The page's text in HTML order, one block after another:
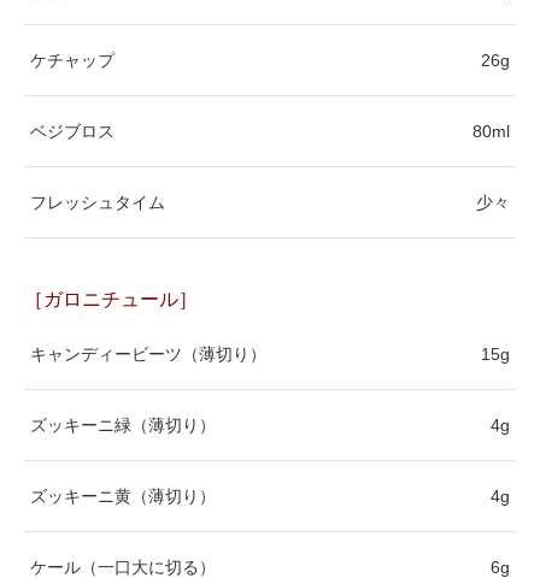
ケチャップ 26g
ベジブロス 80ml
フレッシュタイム 少々
［ガロニチュール］
キャンディービーツ（薄切り） 15g
ズッキーニ緑（薄切り） 4g
ズッキーニ黄（薄切り） 4g
ケール（一口大に切る） 6g